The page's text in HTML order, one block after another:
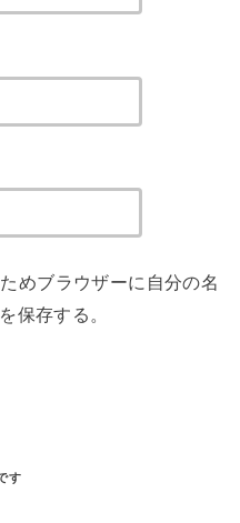
めブラウザーに自分の名
保存する。